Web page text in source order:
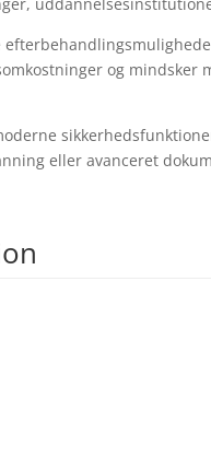
og
eller avanceret